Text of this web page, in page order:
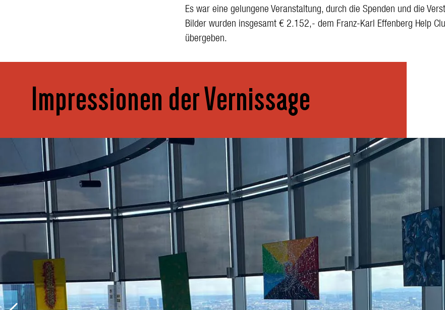
Es war eine gelungene Veranstaltung, durch die Spenden und die
Bilder wurden insgesamt € 2.152,- dem Franz-Karl Effenberg Help
übergeben.
Impressionen der Vernissage